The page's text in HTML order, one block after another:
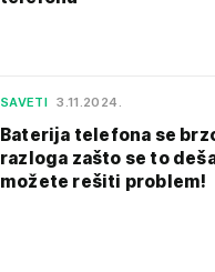
SAVETI 3.11.2024.
Baterija telefona se
razloga zašto se to
možete rešiti problem!